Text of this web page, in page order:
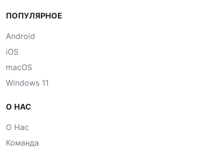
ПОПУЛЯРНОЕ
Android
iOS
macOS
Windows 11
О НАС
О Нас
Команда